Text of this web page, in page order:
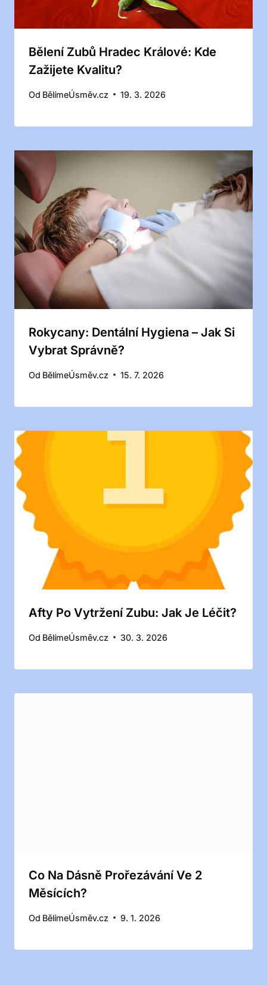
Bělení Zubů Hradec Králové: Kde
Zažijete Kvalitu?
Od BělímeÚsměv.cz 19. 3. 2026
Rokycany: Dentální Hygiena – Jak Si
Vybrat Správně?
Od BělímeÚsměv.cz 15. 7. 2026
Afty Po Vytržení Zubu: Jak Je Léčit?
Od BělímeÚsměv.cz 30. 3. 2026
Co Na Dásně Prořezávání Ve 2
Měsících?
Od BělímeÚsměv.cz 9. 1. 2026